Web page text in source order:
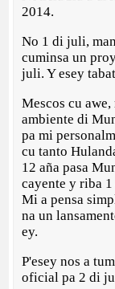
2014.
No 1 di juli,
cuminsa un
juli. Y esey
Mescos cu
ambiente di
pa mi
cu tanto
12 aña pasa
cayente y riba
Mi a pensa
na un
ey.
P'esey nos a
oficial pa 2 di